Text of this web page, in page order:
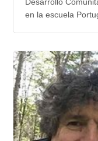
Desarrollo
en la escuela